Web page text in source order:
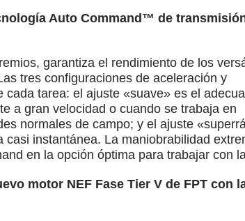
Auto Command™ de
garantiza el rendimiento de los
tres configuraciones de aceleración y
tarea: el ajuste «suave» es el
a gran velocidad o cuando se trabaja en
normales de campo; y el ajuste
instantánea. La maniobrabilidad
en la opción óptima para trabajar con
motor NEF Fase Tier V de FPT con